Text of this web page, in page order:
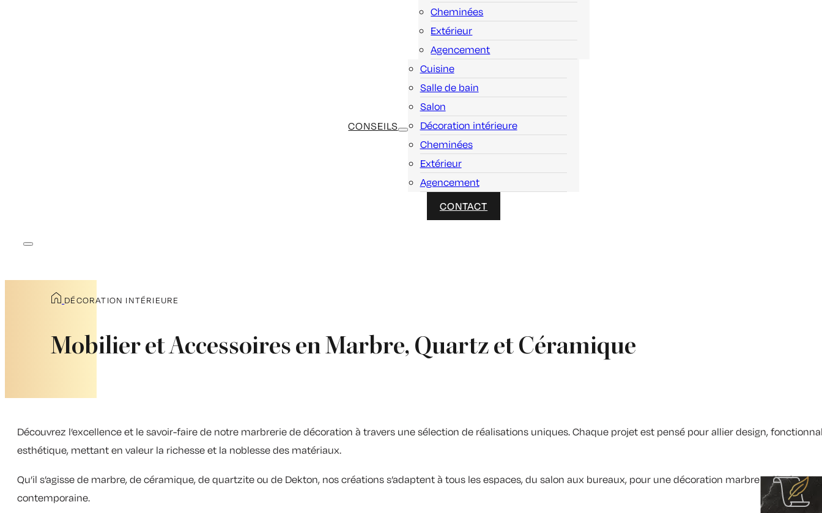
Cheminées
Extérieur
Agencement
CONSEILS
Cuisine
Salle de bain
Salon
Décoration intérieure
Cheminées
Extérieur
Agencement
CONTACT
DÉCORATION INTÉRIEURE
Mobilier et Accessoires en Marbre, Quartz et Céramique
Découvrez l’excellence et le savoir-faire de notre marbrerie de décoration à travers une sélection de réalisations uniques. Chaque projet est pensé pour allier design,
esthétique, mettant en valeur la richesse et la noblesse des matériaux.
Qu’il s’agisse de marbre, de céramique, de quartzite ou de Dekton, nos créations s’adaptent à tous les espaces, du salon aux bureaux, pour une décoration marbre raffinée et
contemporaine.